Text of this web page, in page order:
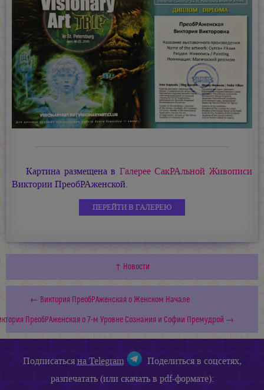
Картина размещена в Галерее СакРАльной Живописи
Виктории ПреобРАженской.
ПЕРЕЙТИ В ГАЛЕРЕЮ
↑ Новости
← Виктория ПреобРАженская о Женском Начале
ПреобРАженская о 7-м Уровне Сознания и Софии Премудрой →
Подписатьсяна Telegram
Поделиться в соцсетях,
разпечатать (или скачать в pdf-формате):